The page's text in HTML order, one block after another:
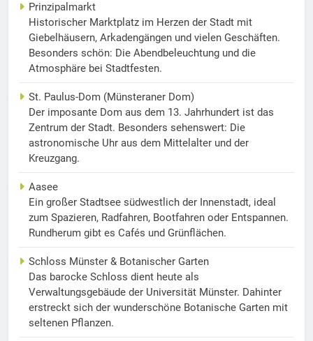
Prinzipalmarkt
Historischer Marktplatz im Herzen der Stadt mit
Giebelhäusern, Arkadengängen und vielen Geschäften.
Besonders schön: Die Abendbeleuchtung und die
Atmosphäre bei Stadtfesten.
St. Paulus-Dom (Münsteraner Dom)
Der imposante Dom aus dem 13. Jahrhundert ist das
Zentrum der Stadt. Besonders sehenswert: Die
astronomische Uhr aus dem Mittelalter und der
Kreuzgang.
Aasee
Ein großer Stadtsee südwestlich der Innenstadt, ideal
zum Spazieren, Radfahren, Bootfahren oder Entspannen.
Rundherum gibt es Cafés und Grünflächen.
Schloss Münster & Botanischer Garten
Das barocke Schloss dient heute als
Verwaltungsgebäude der Universität Münster. Dahinter
erstreckt sich der wunderschöne Botanische Garten mit
seltenen Pflanzen.